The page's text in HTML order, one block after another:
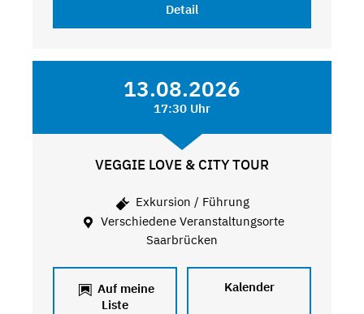
Detail
13.08.2026
17:30 Uhr
VEGGIE LOVE & CITY TOUR
Exkursion / Führung
Verschiedene Veranstaltungsorte
Saarbrücken
Auf meine
Liste
Kalender